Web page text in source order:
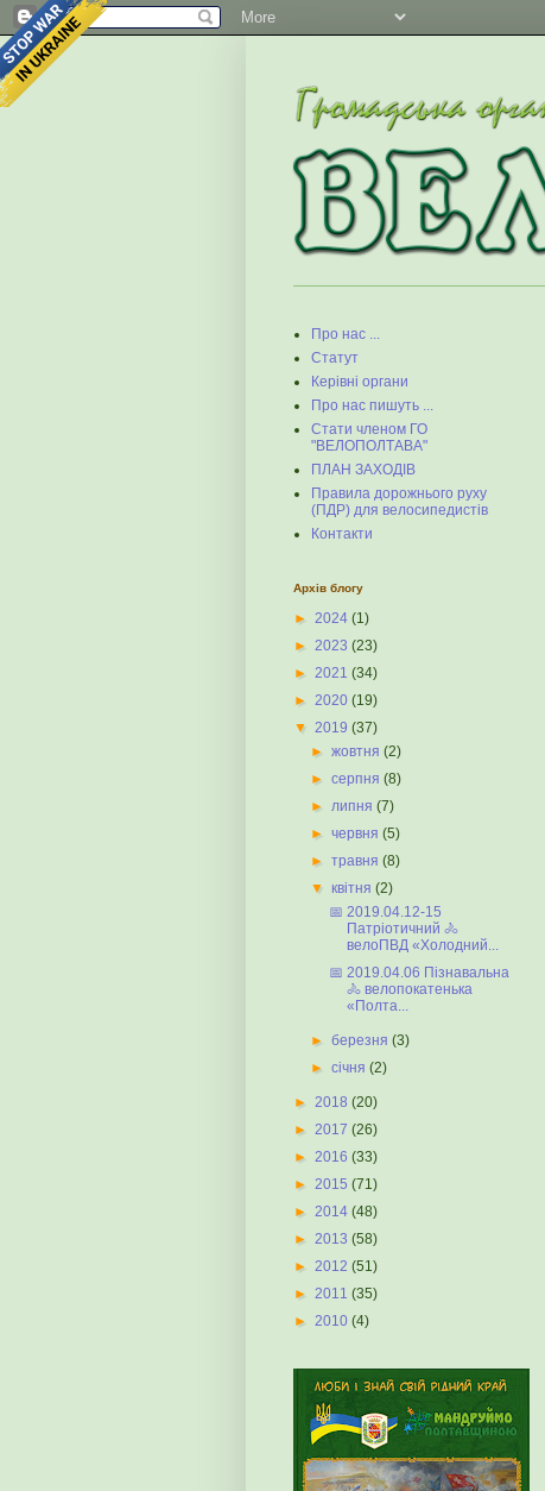
Про нас ...
Статут
Керівні органи
Про нас пишуть ...
Стати членом ГО
"ВЕЛОПОЛТАВА"
ПЛАН ЗАХОДІВ
Правила дорожнього руху
(ПДР) для велосипедистів
Контакти
Архів блогу
► 2024 (1)
► 2023 (23)
► 2021 (34)
► 2020 (19)
▼ 2019 (37)
►жовтня(2)
►серпня(8)
►липня(7)
►червня(5)
►травня(8)
▼квітня(2)
📅 2019.04.12-15
Патріотичний 🚴
велоПВД «Холодний...
📅 2019.04.06 Пізнавальна
🚴 велопокатенька
«Полта...
►березня(3)
►січня(2)
► 2018 (20)
► 2017 (26)
► 2016 (33)
► 2015 (71)
► 2014 (48)
► 2013 (58)
► 2012 (51)
► 2011 (35)
► 2010 (4)